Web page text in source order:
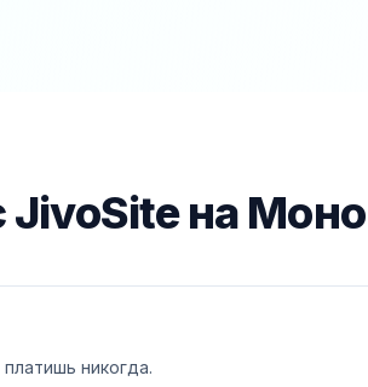
JivoSite на
никогда.